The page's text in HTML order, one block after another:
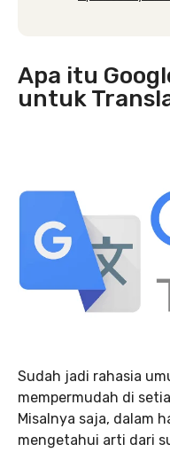
Apa itu
untuk
Sudah jadi rahasia
mempermudah di
Misalnya saja, dalam
mengetahui arti dari